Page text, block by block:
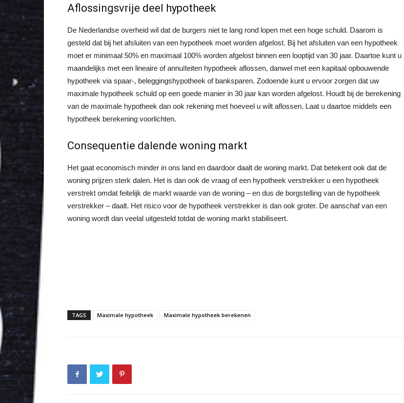
Aflossingsvrije deel hypotheek
De Nederlandse overheid wil dat de burgers niet te lang rond lopen met een hoge schuld. Daarom is
gesteld dat bij het afsluiten van een hypotheek moet worden afgelost. Bij het afsluiten van een hypotheek
moet er minimaal 50% en maximaal 100% worden afgelost binnen een looptijd van 30 jaar. Daartoe kunt u
maandelijks met een lineaire of annuïteiten hypotheek aflossen, danwel met een kapitaal opbouwende
hypotheek via spaar-, beleggingshypotheek of banksparen. Zodoende kunt u ervoor zorgen dat uw
maximale hypotheek schuld op een goede manier in 30 jaar kan worden afgelost. Houdt bij de berekening
van de maximale hypotheek dan ook rekening met hoeveel u wilt aflossen. Laat u daartoe middels een
hypotheek berekening voorlichten.
Consequentie dalende woning markt
Het gaat economisch minder in ons land en daardoor daalt de woning markt. Dat betekent ook dat de
woning prijzen sterk dalen. Het is dan ook de vraag of een hypotheek verstrekker u een hypotheek
verstrekt omdat feitelijk de markt waarde van de woning – en dus de borgstelling van de hypotheek
verstrekker – daalt. Het risico voor de hypotheek verstrekker is dan ook groter. De aanschaf van een
woning wordt dan veelal uitgesteld totdat de woning markt stabiliseert.
TAGS Maximale hypotheek Maximale hypotheek berekenen